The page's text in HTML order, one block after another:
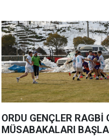
ORDU GENÇLER RAGBİ
MÜSABAKALARI